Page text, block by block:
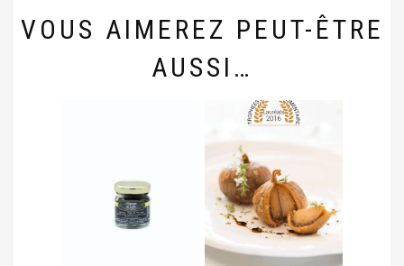
VOUS AIMEREZ PEUT-ÊTRE
AUSSI…